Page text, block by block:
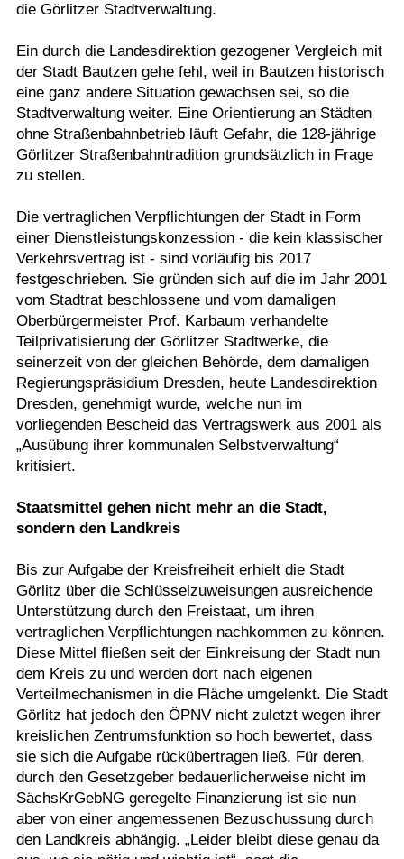
die Görlitzer Stadtverwaltung.
Ein durch die Landesdirektion gezogener Vergleich mit
der Stadt Bautzen gehe fehl, weil in Bautzen historisch
eine ganz andere Situation gewachsen sei, so die
Stadtverwaltung weiter. Eine Orientierung an Städten
ohne Straßenbahnbetrieb läuft Gefahr, die 128-jährige
Görlitzer Straßenbahntradition grundsätzlich in Frage
zu stellen.
Die vertraglichen Verpflichtungen der Stadt in Form
einer Dienstleistungskonzession - die kein klassischer
Verkehrsvertrag ist - sind vorläufig bis 2017
festgeschrieben. Sie gründen sich auf die im Jahr 2001
vom Stadtrat beschlossene und vom damaligen
Oberbürgermeister Prof. Karbaum verhandelte
Teilprivatisierung der Görlitzer Stadtwerke, die
seinerzeit von der gleichen Behörde, dem damaligen
Regierungspräsidium Dresden, heute Landesdirektion
Dresden, genehmigt wurde, welche nun im
vorliegenden Bescheid das Vertragswerk aus 2001 als
„Ausübung ihrer kommunalen Selbstverwaltung“
kritisiert.
Staatsmittel gehen nicht mehr an die Stadt,
sondern den Landkreis
Bis zur Aufgabe der Kreisfreiheit erhielt die Stadt
Görlitz über die Schlüsselzuweisungen ausreichende
Unterstützung durch den Freistaat, um ihren
vertraglichen Verpflichtungen nachkommen zu können.
Diese Mittel fließen seit der Einkreisung der Stadt nun
dem Kreis zu und werden dort nach eigenen
Verteilmechanismen in die Fläche umgelenkt. Die Stadt
Görlitz hat jedoch den ÖPNV nicht zuletzt wegen ihrer
kreislichen Zentrumsfunktion so hoch bewertet, dass
sie sich die Aufgabe rückübertragen ließ. Für deren,
durch den Gesetzgeber bedauerlicherweise nicht im
SächsKrGebNG geregelte Finanzierung ist sie nun
aber von einer angemessenen Bezuschussung durch
den Landkreis abhängig. „Leider bleibt diese genau da